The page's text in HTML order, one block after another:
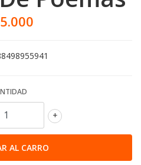
+